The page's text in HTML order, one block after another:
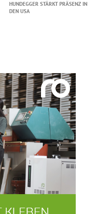
HUNDEGGER STÄRKT PRÄSENZ IN
DEN USA